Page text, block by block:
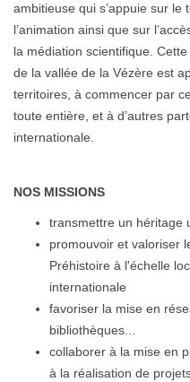
ambitieuse qui s’appuie sur
l’animation ainsi que sur
la médiation scientifique.
de la vallée de la Vézère est
territoires, à commencer par
toute entière, et à d’autres
internationale.
NOS MISSIONS
transmettre un héritage
promouvoir et valoriser
Préhistoire à l'échelle
internationale
favoriser la mise en
bibliothèques...
collaborer à la mise en
à la réalisation de